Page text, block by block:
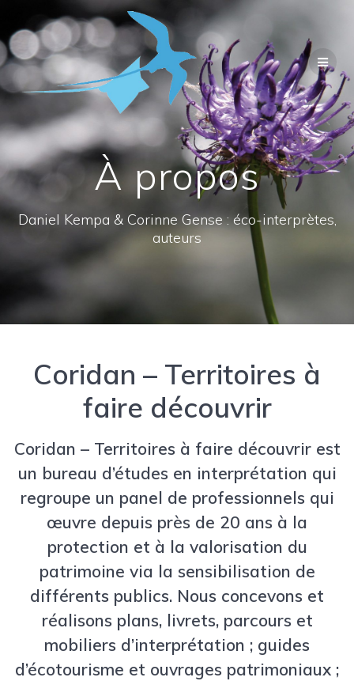
contenu
À propos
Daniel Kempa & Corinne Gense : éco-interprètes,
auteurs
Coridan – Territoires à
faire découvrir
Coridan – Territoires à faire découvrir est
un bureau d’études en interprétation qui
regroupe un panel de professionnels qui
œuvre depuis près de 20 ans à la
protection et à la valorisation du
patrimoine via la sensibilisation de
différents publics. Nous concevons et
réalisons plans, livrets, parcours et
mobiliers d’interprétation ; guides
d’écotourisme et ouvrages patrimoniaux ;